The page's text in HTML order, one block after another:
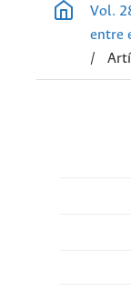
Vol.
entre
/